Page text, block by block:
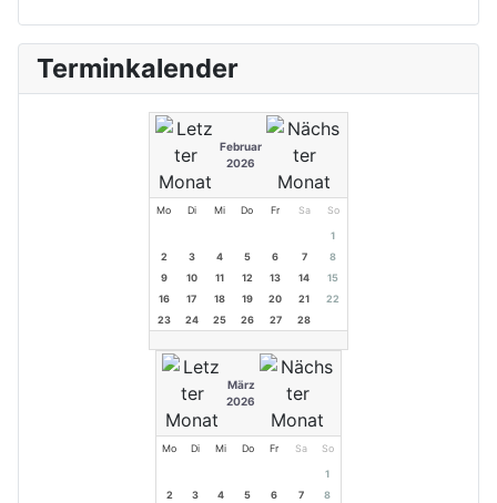
Terminkalender
Februar
2026
Mo Di Mi Do Fr Sa So
1
2
3 4 5 6 7
8
9
10 11 12 13 14
15
16
17 18 19 20 21
22
23
24 25 26 27 28
März
2026
Mo Di Mi Do Fr Sa So
1
2
3 4 5 6 7
8